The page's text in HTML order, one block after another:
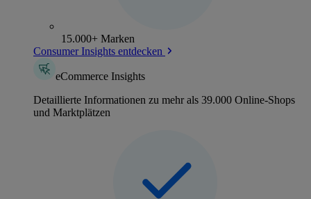
15.000+ Marken
Consumer Insights entdecken
eCommerce Insights
Detaillierte Informationen zu mehr als 39.000 Online-Shops
und Marktplätzen